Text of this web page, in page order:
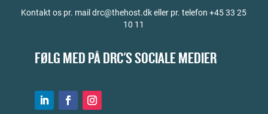
Kontakt os pr. mail drc@thehost.dk eller pr. telefon +45 33 25
10 11
FØLG MED PÅ DRC'S SOCIALE MEDIER